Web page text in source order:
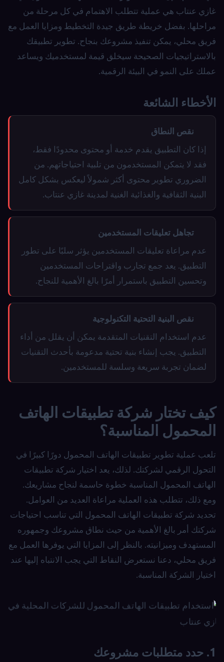
غازي عنتاب هي عملية تتطلب الاهتمام في كل مرحلة من
مراحلها. بفضل خريطة طريق جيدة التخطيط ومزايا العمل مع
فريق محلي، يمكن تنفيذ مشروعك بنجاح. تطوير تطبيقك
بالاستراتيجيات الصحيحة سيخلق قيمة لمستخدميك ويساعد
عملك على النمو في البيئة الرقمية.
الأخطاء الشائعة
نقص النطاق
إذا كان التطبيق يقدم خدمة أو محتوى محدودًا فقط،
فقد لا يتمكن المستخدمون من تلبية احتياجاتهم. من
الضروري تطوير محتوى أكثر شمولاً ليعكس بشكل كامل
البنية الثقافية والغذائية الغنية لمدينة غازي عنتاب.
تجاهل تعليقات المستخدمين
عدم مراعاة تعليقات المستخدمين يؤثر سلبًا على تطور
التطبيق. يعد جمع تجارب واقتراحات المستخدمين
وتحسين التطبيق باستمرار أمرًا بالغ الأهمية للنجاح.
نقص البنية التحتية التكنولوجية
عدم استخدام التقنيات المتقدمة يمكن أن يقلل من أداء
التطبيق. يجب إنشاء بنية تحتية مدعومة بأحدث التقنيات
لضمان تجربة سريعة وسلسة للمستخدمين.
كيف تختار شركة تطبيقات الهاتف
المحمول المناسبة؟
تلعب عملية تطوير تطبيقات الهاتف المحمول دورًا كبيرًا في
التحول الرقمي لشركتك. لذلك، يعد اختيار شركة تطبيقات
الهاتف المحمول المناسبة خطوة حاسمة لنجاح مشاريعك.
ومع ذلك، تتطلب هذه العملية مراعاة العديد من العوامل.
تحديد شركة تطبيقات الهاتف المحمول التي تناسب احتياجات
شركتك أمر بالغ الأهمية من حيث نطاق مشروعك وجمهوره
المستهدف وميزانيته. بالنظر إلى المزايا التي يوفرها العمل مع
فريق محلي، دعنا نستعرض النقاط التي يجب الانتباه إليها عند
اختيار الشركة المناسبة.
1. حدد متطلبات مشروعك